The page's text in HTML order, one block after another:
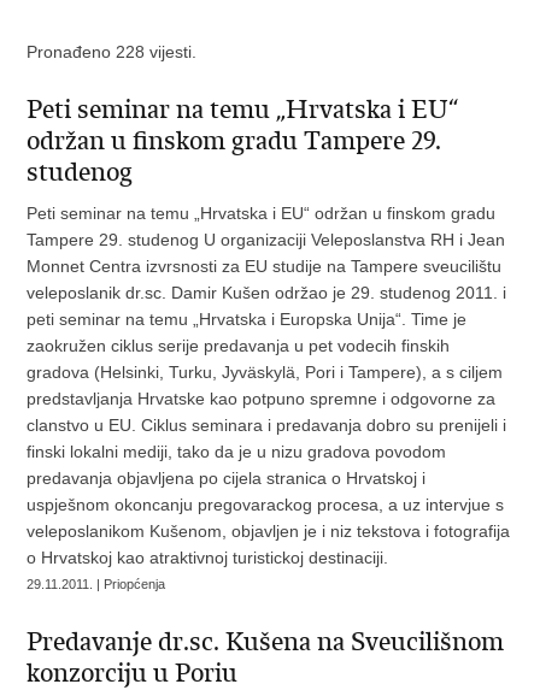
Pronađeno 228 vijesti.
Peti seminar na temu „Hrvatska i EU“
održan u finskom gradu Tampere 29.
studenog
Peti seminar na temu „Hrvatska i EU“ održan u finskom gradu
Tampere 29. studenog U organizaciji Veleposlanstva RH i Jean
Monnet Centra izvrsnosti za EU studije na Tampere sveucilištu
veleposlanik dr.sc. Damir Kušen održao je 29. studenog 2011. i
peti seminar na temu „Hrvatska i Europska Unija“. Time je
zaokružen ciklus serije predavanja u pet vodecih finskih
gradova (Helsinki, Turku, Jyväskylä, Pori i Tampere), a s ciljem
predstavljanja Hrvatske kao potpuno spremne i odgovorne za
clanstvo u EU. Ciklus seminara i predavanja dobro su prenijeli i
finski lokalni mediji, tako da je u nizu gradova povodom
predavanja objavljena po cijela stranica o Hrvatskoj i
uspješnom okoncanju pregovarackog procesa, a uz intervjue s
veleposlanikom Kušenom, objavljen je i niz tekstova i fotografija
o Hrvatskoj kao atraktivnoj turistickoj destinaciji.
29.11.2011. | Priopćenja
Predavanje dr.sc. Kušena na Sveucilišnom
konzorciju u Poriu